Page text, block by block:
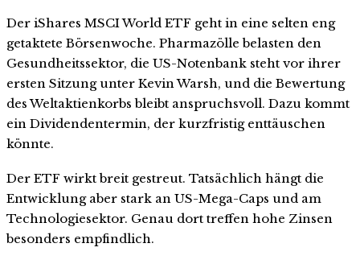
Der iShares MSCI World ETF geht in eine selten eng
getaktete Börsenwoche. Pharmazölle belasten den
Gesundheitssektor, die US-Notenbank steht vor ihrer
ersten Sitzung unter Kevin Warsh, und die Bewertung
des Weltaktienkorbs bleibt anspruchsvoll. Dazu kommt
ein Dividendentermin, der kurzfristig enttäuschen
könnte.
Der ETF wirkt breit gestreut. Tatsächlich hängt die
Entwicklung aber stark an US-Mega-Caps und am
Technologiesektor. Genau dort treffen hohe Zinsen
besonders empfindlich.